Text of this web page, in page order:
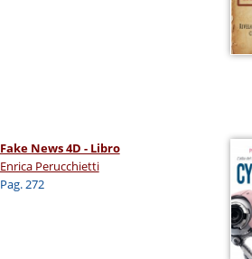
Fake News 4D - Libro
Enrica Perucchietti
Pag. 272